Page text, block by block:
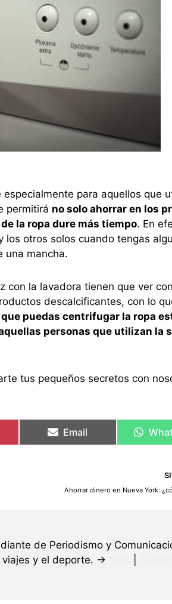
para aquellos que
permitirá no solo ahorrar en los
la ropa dure más tiempo. En
otros solos cuando tengas
una mancha.
con la lavadora tienen que ver
descalcificantes, con lo
puedas centrifugar la ropa
personas que utilizan la
tus pequeños secretos con
Email
Ahorrar dinero en Nueva York:
de Periodismo y
viajes y el deporte. →